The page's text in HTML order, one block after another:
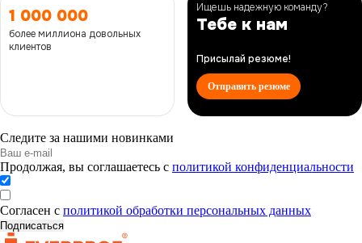
1 000 000
более миллиона довольных
клиентов
Ищешь надежную команду?
Тебе к нам
Присылай резюме!
Отправить резюме
Следите за нашими новинками
Продолжая, вы соглашаетесь с политикой конфиденциальности
Согласен с политикой обработки персональных данных